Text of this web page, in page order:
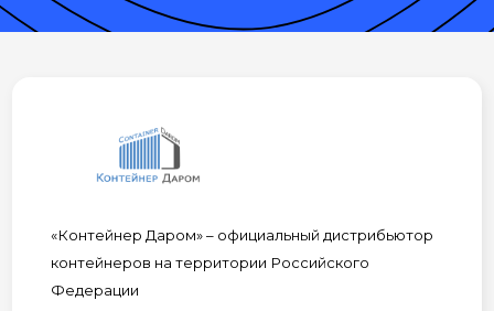
«Контейнер Даром» – официальный дистрибьютор
контейнеров на территории Российского
Федерации